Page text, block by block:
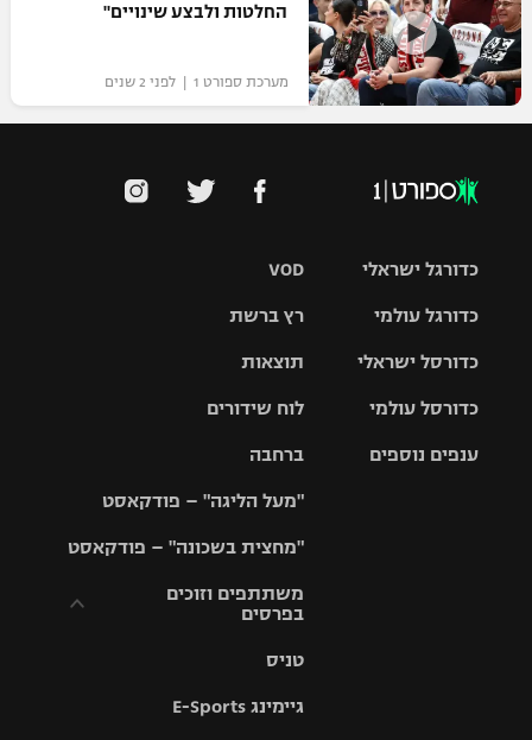
החלטות ולבצע שינויים"
מערכת ספורט 1 | לפני 2 שנים
VOD
רץ ברשת
תוצאות
לוח שידורים
ברחבה
"מעל הליגה" – פודקאסט
"מחצית בשכונה" – פודקאסט
משתתפים וזוכים
בפרסים
וזוכים בפרסים
טניס
גיימינג E-Sports
כדורגל ישראלי
גביע הטוטו
כדורגל עולמי
האלופות
ליגה
כדורסל ישראלי
סל
כדורסל עולמי
ענפים נוספים